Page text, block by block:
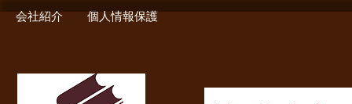
会社紹介 個人情報保護